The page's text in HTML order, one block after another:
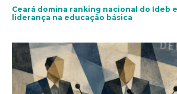
Ceará domina ranking nacional do Ideb
liderança na educação básica